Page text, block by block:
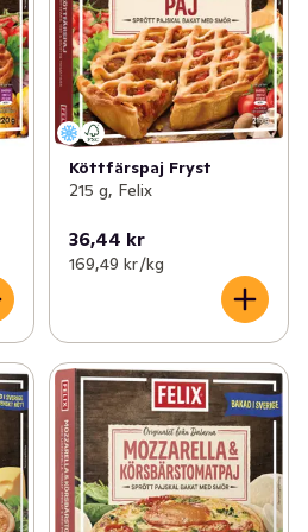
Köttfärspaj Fryst
215 g, Felix
36,44 kr
169,49 kr /kg